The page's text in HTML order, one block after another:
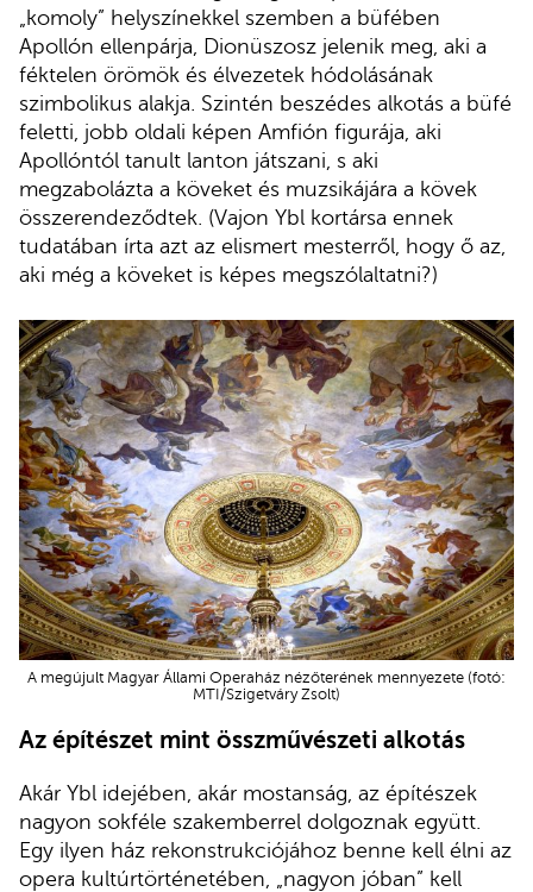
„komoly” helyszínekkel szemben a büfében
Apollón ellenpárja, Dionüszosz jelenik meg, aki a
féktelen örömök és élvezetek hódolásának
szimbolikus alakja. Szintén beszédes alkotás a büfé
feletti, jobb oldali képen Amfión figurája, aki
Apollóntól tanult lanton játszani, s aki
megzabolázta a köveket és muzsikájára a kövek
összerendeződtek. (Vajon Ybl kortársa ennek
tudatában írta azt az elismert mesterről, hogy ő az,
aki még a köveket is képes megszólaltatni?)
A megújult Magyar Állami Operaház nézőterének mennyezete (fotó:
MTI/Szigetváry Zsolt)
Az építészet mint összművészeti alkotás
Akár Ybl idejében, akár mostanság, az építészek
nagyon sokféle szakemberrel dolgoznak együtt.
Egy ilyen ház rekonstrukciójához benne kell élni az
opera kultúrtörténetében, „nagyon jóban” kell